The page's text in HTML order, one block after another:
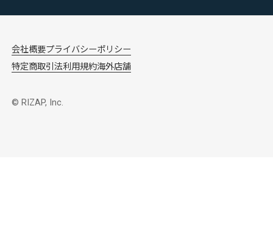
会社概要プライバシーポリシー
特定商取引法利用規約海外店舗
© RIZAP, Inc.